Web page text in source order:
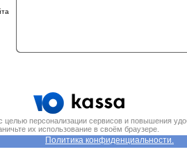
персонализации сервисов и повышения
их использование в своём браузере.
Политика конфиденциальности.